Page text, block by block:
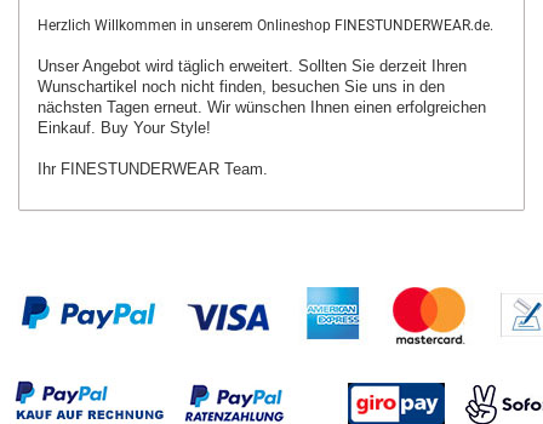
Herzlich Willkommen in unserem Onlineshop FINESTUNDERWEAR.de.
Unser Angebot wird täglich erweitert. Sollten Sie derzeit Ihren
Wunschartikel noch nicht finden, besuchen Sie uns in den
nächsten Tagen erneut. Wir wünschen Ihnen einen erfolgreichen
Einkauf. Buy Your Style!
Ihr FINESTUNDERWEAR Team.